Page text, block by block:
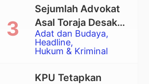
Adat dan Budaya
Headline
Hukum & Kriminal
Sejumlah Advokat
Asal Toraja Desak
Mahkamah Agung
Larang Penggunaan
Eksekusi Rumah
KPU Tetapkan